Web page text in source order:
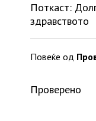
Поткаст:
здравството
Повеќе од
Проверено